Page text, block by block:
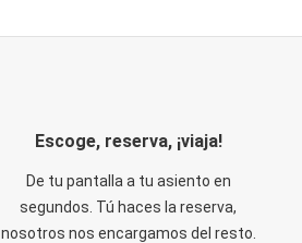
Escoge, reserva, ¡viaja!
De tu pantalla a tu asiento en
segundos. Tú haces la reserva,
nosotros nos encargamos del resto.